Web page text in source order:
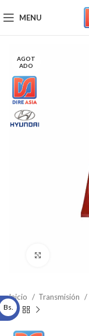
MENU
AGOT
ADO
Inicio Transmisión
Bs.